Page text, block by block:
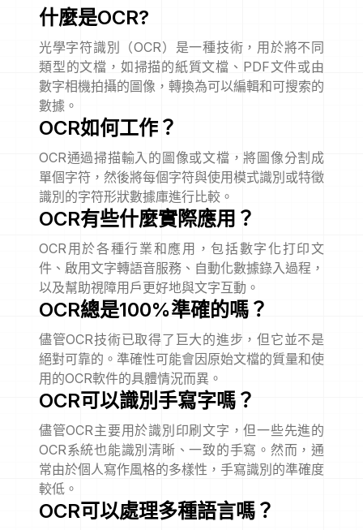
什麼是OCR?
光學字符識別（OCR）是一種技術，用於將不同
類型的文檔，如掃描的紙質文檔、PDF文件或由
數字相機拍攝的圖像，轉換為可以編輯和可搜索的
數據。
OCR如何工作？
OCR通過掃描輸入的圖像或文檔，將圖像分割成
單個字符，然後將每個字符與使用模式識別或特徵
識別的字符形狀數據庫進行比較。
OCR有些什麼實際應用？
OCR用於各種行業和應用，包括數字化打印文
件、啟用文字轉語音服務、自動化數據錄入過程，
以及幫助視障用戶更好地與文字互動。
OCR總是100%準確的嗎？
儘管OCR技術已取得了巨大的進步，但它並不是
絕對可靠的。準確性可能會因原始文檔的質量和使
用的OCR軟件的具體情況而異。
OCR可以識別手寫字嗎？
儘管OCR主要用於識別印刷文字，但一些先進的
OCR系統也能識別清晰、一致的手寫。然而，通
常由於個人寫作風格的多樣性，手寫識別的準確度
較低。
OCR可以處理多種語言嗎？